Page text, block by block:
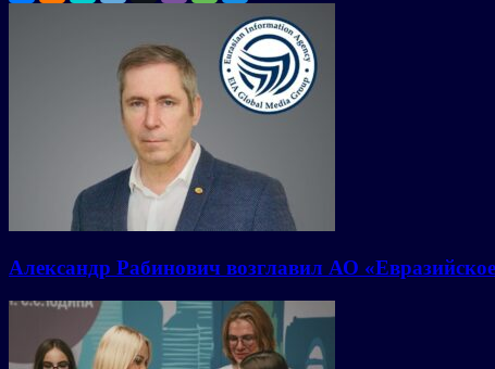
Александр Рабинович возглавил АО